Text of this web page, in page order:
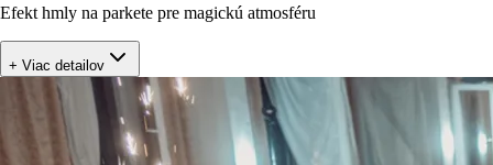
Efekt hmly na parkete pre magickú atmosféru
+ Viac detailov